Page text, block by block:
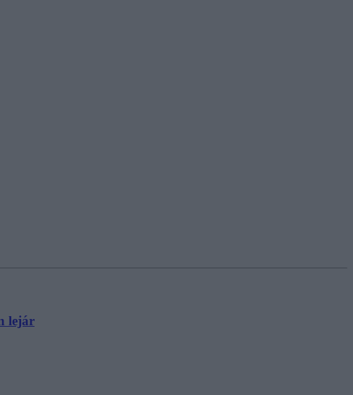
lejár